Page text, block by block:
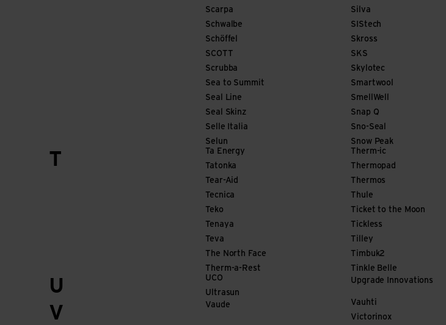
Scarpa
Schwalbe
Schöffel
SCOTT
Scrubba
Sea to Summit
Seal Line
Seal Skinz
Selle Italia
Selun
Silva
SIStech
Skross
SKS
Skylotec
Smartwool
SmellWell
Snap Q
Sno-Seal
Snow Peak
T
Ta Energy
Tatonka
Tear-Aid
Tecnica
Teko
Tenaya
Teva
The North Face
Therm-a-Rest
Therm-ic
Thermopad
Thermos
Thule
Ticket to the Moon
Tickless
Tilley
Timbuk2
Tinkle Belle
U
UCO
Ultrasun
Upgrade Innovations
V Vaude
Vauhti
Victorinox